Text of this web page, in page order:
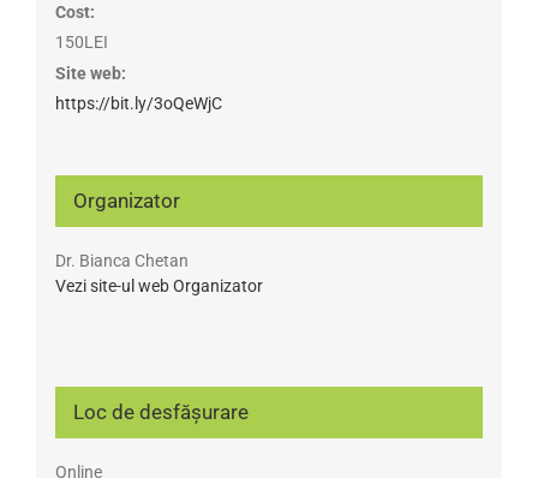
Cost:
150LEI
Site web:
https://bit.ly/3oQeWjC
Organizator
Dr. Bianca Chetan
Vezi site-ul web Organizator
Loc de desfășurare
Online